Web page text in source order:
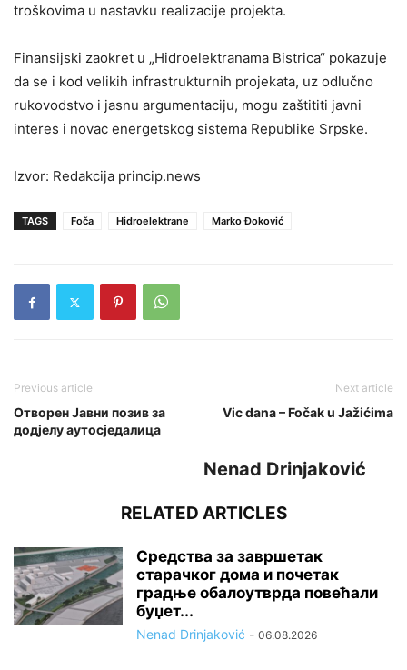
troškovima u nastavku realizacije projekta.
Finansijski zaokret u „Hidroelektranama Bistrica“ pokazuje
da se i kod velikih infrastrukturnih projekata, uz odlučno
rukovodstvo i jasnu argumentaciju, mogu zaštititi javni
interes i novac energetskog sistema Republike Srpske.
Izvor: Redakcija princip.news
TAGS Foča Hidroelektrane Marko Ðoković
Previous article
Отворен Јавни позив за
додјелу аутосједалица
Next article
Vic dana – Fočak u Jažićima
Nenad Drinjaković
RELATED ARTICLES
Средства за завршетак
старачког дома и почетак
градње обалоутврда повећали
буџет...
Nenad Drinjaković - 06.08.2026